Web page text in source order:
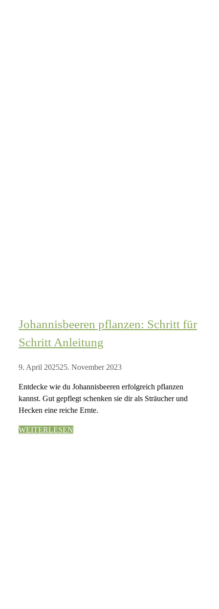
Johannisbeeren pflanzen: Schritt für
Schritt Anleitung
9. April 202525. November 2023
Entdecke wie du Johannisbeeren erfolgreich pflanzen
kannst. Gut gepflegt schenken sie dir als Sträucher und
Hecken eine reiche Ernte.
WEITERLESEN